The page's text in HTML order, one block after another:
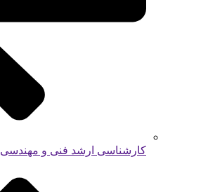
کارشناسی ارشد فنی و مهندسی